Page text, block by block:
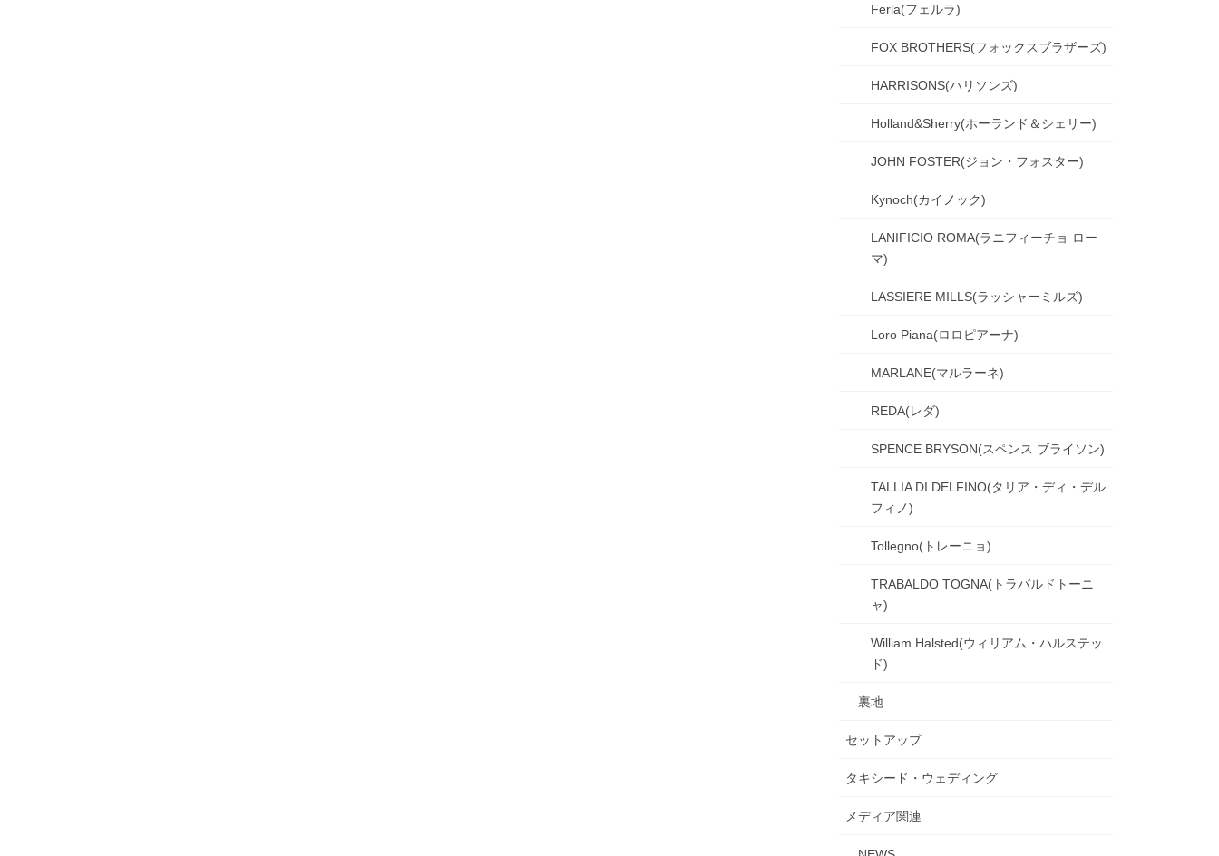
Ferla(フェルラ)
FOX BROTHERS(フォックスブラザーズ)
HARRISONS(ハリソンズ)
Holland&Sherry(ホーランド＆シェリー)
JOHN FOSTER(ジョン・フォスター)
Kynoch(カイノック)
LANIFICIO ROMA(ラニフィーチョ ロー
マ)
LASSIERE MILLS(ラッシャーミルズ)
Loro Piana(ロロピアーナ)
MARLANE(マルラーネ)
REDA(レダ)
SPENCE BRYSON(スペンス ブライソン)
TALLIA DI DELFINO(タリア・ディ・デル
フィノ)
Tollegno(トレーニョ)
TRABALDO TOGNA(トラバルドトーニ
ャ)
William Halsted(ウィリアム・ハルステッ
ド)
裏地
セットアップ
タキシード・ウェディング
メディア関連